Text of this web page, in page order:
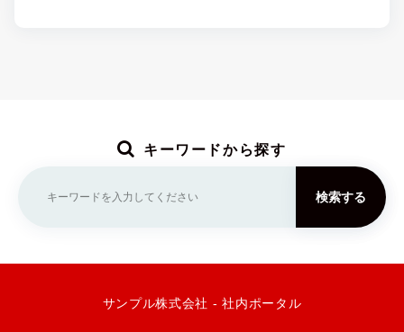
キーワードから探す
検索する
サンプル株式会社 - 社内ポータル